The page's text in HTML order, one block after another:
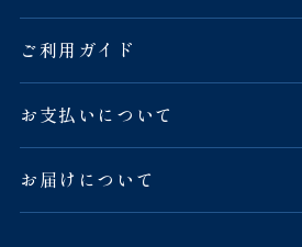
ご利用ガイド
お支払いについて
お届けについて